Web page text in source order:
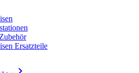
Ersatzteile